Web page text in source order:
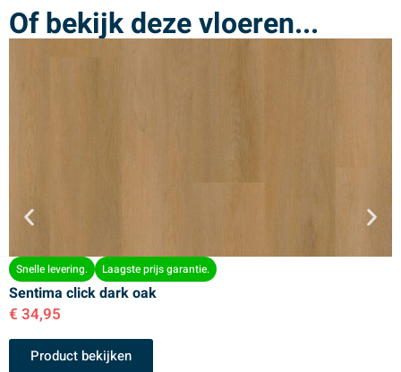
Of bekijk deze vloeren...
Snelle levering. Laagste prijs garantie.
Sentima click dark oak
€ 34,95
Product bekijken